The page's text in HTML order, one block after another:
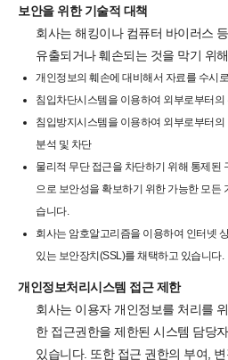
보안을 위한 기술적 대책
회사는 해킹이나 컴퓨터 바이러스
유출되거나 훼손되는 것을 막기 위
개인정보의 훼손에 대비해서 자료를 수시
침입차단시스템을 이용하여 외부로부터의
침입방지시스템을 이용하여 외부로부터
분석 및 차단
물리적 무단 접근을 차단하기 위해 통제된
으로 보안성을 확보하기 위한 가능한 모든
습니다.
회사는 암호알고리즘을 이용하여 인터넷
있는 보안장치(SSL)를 채택하고 있습니다.
개인정보처리시스템 접근 제한
회사는 이용자 개인정보를 처리를
한 접근권한을 제한된 시스템 담당
있습니다. 또한 접근 권한의 부여,